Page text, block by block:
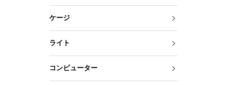
ケージ
ライト
コンピューター